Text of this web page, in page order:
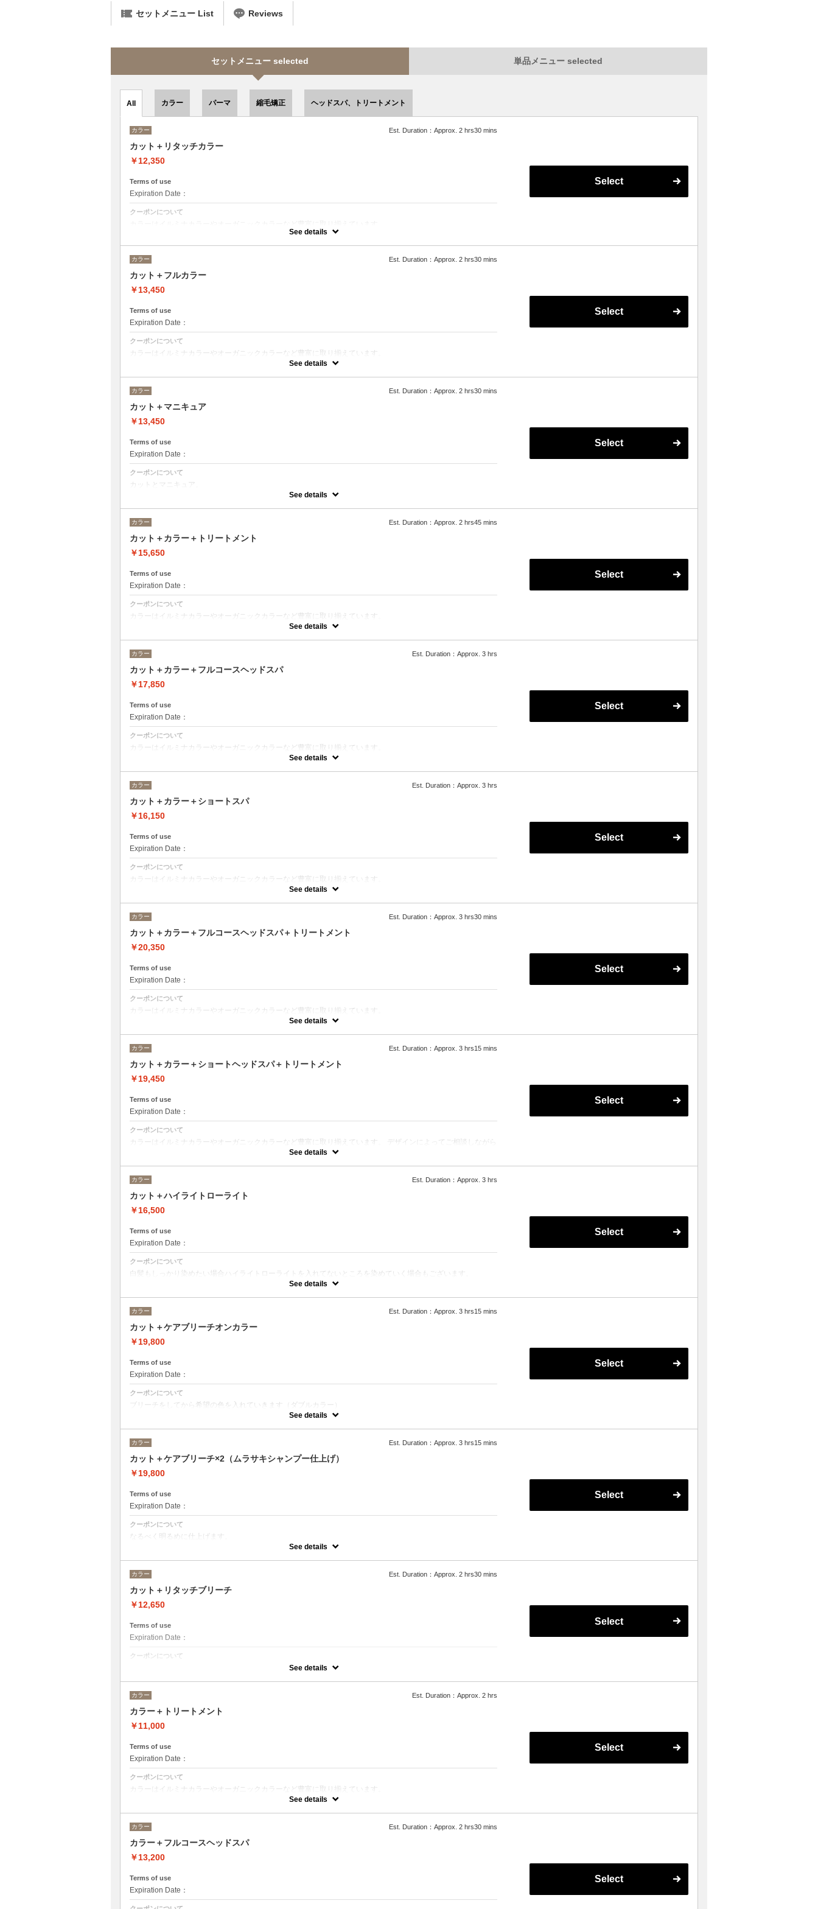
セットメニュー List Reviews
セットメニュー selected 単品メニュー selected
All カラー パーマ 縮毛矯正 ヘッドスパ、トリートメント
カラー Est. Duration：Approx. 2 hrs30 mins
カット＋リタッチカラー
￥12,350
Terms of use
Expiration Date：
クーポンについて
デザインによってベストな選択をさせて頂きます。See details
Select
カラー Est. Duration：Approx. 2 hrs30 mins
カット＋フルカラー
￥13,450
Terms of use
Expiration Date：
クーポンについて
カラーはイルミナカラーやオーガニックカラーなど豊富に取り揃えています。
デザインによってベストな選択をさせて頂きます。
※ロング料金有り ＋¥1100
See details
Select
カラー Est. Duration：Approx. 2 hrs30 mins
カット＋マニキュア
￥13,450
Terms of use
Expiration Date：
クーポンについて
カットとマニキュア。
See details
Select
カラー Est. Duration：Approx. 2 hrs45 mins
カット＋カラー＋トリートメント
￥15,650
Terms of use
Expiration Date：
クーポンについて
カラーはイルミナカラーやオーガニックカラーなど豊富に取り揃えています。
デザインによってベストな選択をさせて頂きます。
※ロング料金有りプラス¥1100
トリートメントの種類によって料金が異なります。
クイックトリートメント→¥14850
髪質別集中トリートメント→¥15950
See details
Select
カラー Est. Duration：Approx. 3 hrs
カット＋カラー＋フルコースヘッドスパ
￥17,850
Terms of use
Expiration Date：
クーポンについて
カラーはイルミナカラーやオーガニックカラーなど豊富に取り揃えています。
デザインによってご相談しながらベストな選択をさせて頂きます。
※フルカラーの場合プラス¥1100
※ロング料金有りプラス¥1100
るヘッドスパです。
ヘッドスパの施術時間は４５分です。
See details
Select
カラー Est. Duration：Approx. 3 hrs
カット＋カラー＋ショートスパ
￥16,150
Terms of use
Expiration Date：
クーポンについて
カラーはイルミナカラーやオーガニックカラーなど豊富に取り揃えています。
デザインに乗ってベストな選択をさせて頂きます。
※フルカラーの場合プラス¥1100
※ロング料金有りプラス¥1100
See details
Select
カラー Est. Duration：Approx. 3 hrs30 mins
カット＋カラー＋フルコースヘッドスパ＋トリートメント
￥20,350
Terms of use
Expiration Date：
クーポンについて
カラーはイルミナカラーやオーガニックカラーなど豊富に取り揃えています。
デザインによってベストな選択をさせて頂きます。
※フルカラーの場合プラス¥1100
※ロング料金有りプラス¥1100
るヘッドスパです。
ヘッドスパの施術時間は４５分です。
クイックトリートメント→20350
当日ご相談の上、ご選択頂けます。
See details
Select
カラー Est. Duration：Approx. 3 hrs15 mins
カット＋カラー＋ショートヘッドスパ＋トリートメント
￥19,450
Terms of use
Expiration Date：
クーポンについて
カラーはイルミナカラーやオーガニックカラーなど豊富に取り揃えています。 デザインによってご相談しながら
※ロング料金有りプラス¥1100
ヘットスパは、20分のショートヘッドスパ。
トリートメントの種類によって料金が異なります。
クイックトリートメント→¥19450
髪質別集中トリートメント→¥20550
当日ご相談の上、ご選択頂けます。
See details
Select
カラー Est. Duration：Approx. 3 hrs
カット＋ハイライトローライト
￥16,500
Terms of use
Expiration Date：
クーポンについて
白髪もしっかり染めたい場合ハイライトローライトを入れてないところを染めていく場合もございます。
その場合プラス2200円から5500円程度になります。See details
Select
カラー Est. Duration：Approx. 3 hrs15 mins
カット＋ケアブリーチオンカラー
￥19,800
Terms of use
Expiration Date：
クーポンについて
ブリーチをしてから希望の色を入れていきます（ダブルカラー）
ブリーチ→¥7150
オンカラー→¥7150
See details
Select
カラー Est. Duration：Approx. 3 hrs15 mins
カット＋ケアブリーチ×2（ムラサキシャンプー仕上げ）
￥19,800
Terms of use
Expiration Date：
クーポンについて
なるべく明るめに仕上げます。
状態によって白まで持って行けることもありますが白までいけないこともあります。
ご相談下さい。
カット¥5500
See details
Select
カラー Est. Duration：Approx. 2 hrs30 mins
カット＋リタッチブリーチ
￥12,650
Terms of use
Expiration Date：
クーポンについて
See details
Select
カラー Est. Duration：Approx. 2 hrs
カラー＋トリートメント
￥11,000
Terms of use
Expiration Date：
クーポンについて
カラーはイルミナカラーやオーガニックカラーなど豊富に取り揃えています。
デザインによってベストな選択をさせて頂きます。
※フルカラーの場合プラス¥1100
※ロング料金有りプラス¥1100
クイックトリートメント→¥11000
髪質別集中トリートメント→￥12100
See details
Select
カラー Est. Duration：Approx. 2 hrs30 mins
カラー＋フルコースヘッドスパ
￥13,200
Terms of use
Expiration Date：
Select